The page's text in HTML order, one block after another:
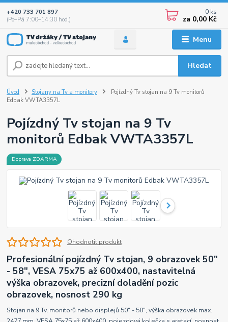
Menu
Hledat
+420 733 701 897
(Po–Pá 7:00–14:30 hod.)
0 ks
za 0,00 Kč
Úvod Stojany na Tv a monitory
Pojízdný Tv stojan na 9 Tv monitorů
Edbak VWTA3357L
Pojízdný Tv stojan na 9 Tv
monitorů Edbak VWTA3357L
Doprava ZDARMA
Ohodnotit produkt
Profesionální pojízdný Tv stojan, 9 obrazovek 50"
- 58", VESA 75x75 až 600x400, nastavitelná
výška obrazovek, precizní doladění pozic
obrazovek, nosnost 290 kg
Stojan na 9 Tv, monitorů nebo displejů 50" - 58", výška obrazovek max.